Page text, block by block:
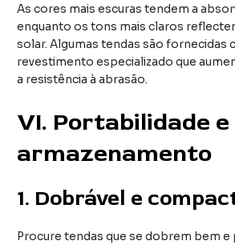
As cores mais escuras tendem a
enquanto os tons mais claros
solar. Algumas tendas são fornecidas
revestimento especializado que
a resistência à abrasão.
VI. Portabilidade e
armazenamento
1. Dobrável e
Procure tendas que se dobrem bem e